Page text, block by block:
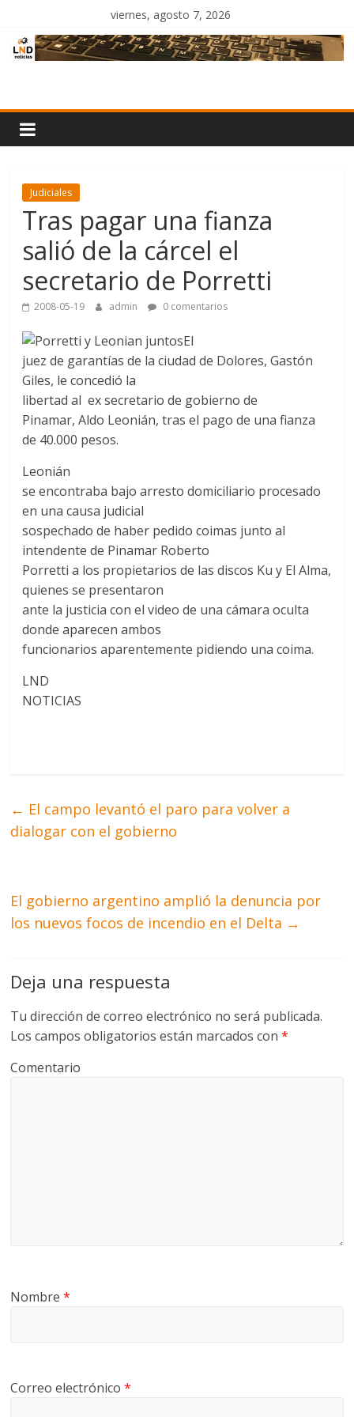
contenido
viernes, agosto 7, 2026
Noticias
Judiciales
Tras pagar una fianza
salió de la cárcel el
secretario de Porretti
2008-05-19 admin 0 comentarios
El
juez de garantías de la ciudad de Dolores, Gastón
Giles, le concedió la
libertad al ex secretario de gobierno de
Pinamar, Aldo Leonián, tras el pago de una fianza
de 40.000 pesos.
Leonián
se encontraba bajo arresto domiciliario procesado
en una causa judicial
sospechado de haber pedido coimas junto al
intendente de Pinamar Roberto
Porretti a los propietarios de las discos Ku y El Alma,
quienes se presentaron
ante la justicia con el video de una cámara oculta
donde aparecen ambos
funcionarios aparentemente pidiendo una coima.
LND
NOTICIAS
← El campo levantó el paro para volver a
dialogar con el gobierno
El gobierno argentino amplió la denuncia por
los nuevos focos de incendio en el Delta →
Deja una respuesta
Tu dirección de correo electrónico no será publicada.
Los campos obligatorios están marcados con*
Comentario
Nombre*
Correo electrónico*